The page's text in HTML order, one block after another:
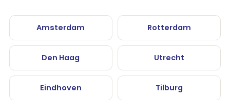
Amsterdam Rotterdam
Den Haag Utrecht
Eindhoven Tilburg